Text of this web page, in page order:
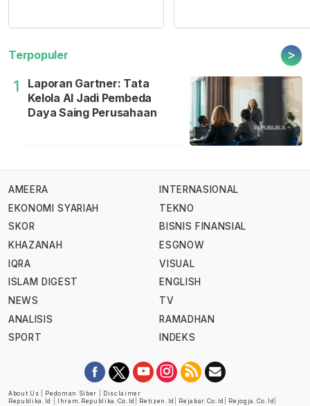
Terpopuler >
1
Laporan Gartner: Tata
Kelola AI Jadi Pembeda
Daya Saing Perusahaan
AMEERA
EKONOMI SYARIAH
SKOR
KHAZANAH
IQRA
ISLAM DIGEST
NEWS
ANALISIS
SPORT
INTERNASIONAL
TEKNO
BISNIS FINANSIAL
ESGNOW
VISUAL
ENGLISH
TV
RAMADHAN
INDEKS
About Us Pedoman Siber
Disclaimer
Republika.id
Ihram.republika.co.id Retizen.id Rejabar.co.id Rejogja.co.id